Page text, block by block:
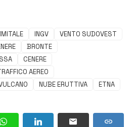
INGV
VENTO SUDOVEST
BRONTE
CENERE
AEREO
NUBE ERUTTIVA ETNA